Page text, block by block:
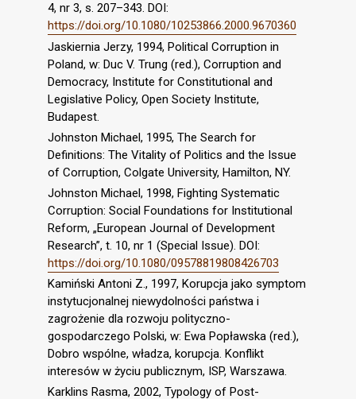
4, nr 3, s. 207–343. DOI:
https://doi.org/10.1080/10253866.2000.9670360
Jaskiernia Jerzy, 1994, Political Corruption in
Poland, w: Duc V. Trung (red.), Corruption and
Democracy, Institute for Constitutional and
Legislative Policy, Open Society Institute,
Budapest.
Johnston Michael, 1995, The Search for
Definitions: The Vitality of Politics and the Issue
of Corruption, Colgate University, Hamilton, NY.
Johnston Michael, 1998, Fighting Systematic
Corruption: Social Foundations for Institutional
Reform, „European Journal of Development
Research”, t. 10, nr 1 (Special Issue). DOI:
https://doi.org/10.1080/09578819808426703
Kamiński Antoni Z., 1997, Korupcja jako symptom
instytucjonalnej niewydolności państwa i
zagrożenie dla rozwoju polityczno-
gospodarczego Polski, w: Ewa Popławska (red.),
Dobro wspólne, władza, korupcja. Konflikt
interesów w życiu publicznym, ISP, Warszawa.
Karklins Rasma, 2002, Typology of Post-